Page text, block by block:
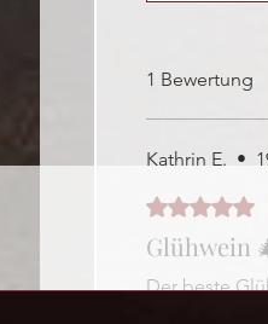
1 Bewertung
Kathrin E. •
Mit 5 von 5
Glühwein
Der beste